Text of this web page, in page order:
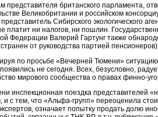
представителя британского парламента,
Великобритании и российском
Сибирского экологического
платит ни налогов, ни пошлин.
Федерации Валерий Гартунг также
от руководства партией пенсионеров).
по просьбе «Вечерней Тюмени»
не сегодня. Всех, безусловно,
мирового сообщества о правах финно-
инспекционная поездка представителей
и с тем, что «Альфа-групп» переоценила
означает попытку продать долю